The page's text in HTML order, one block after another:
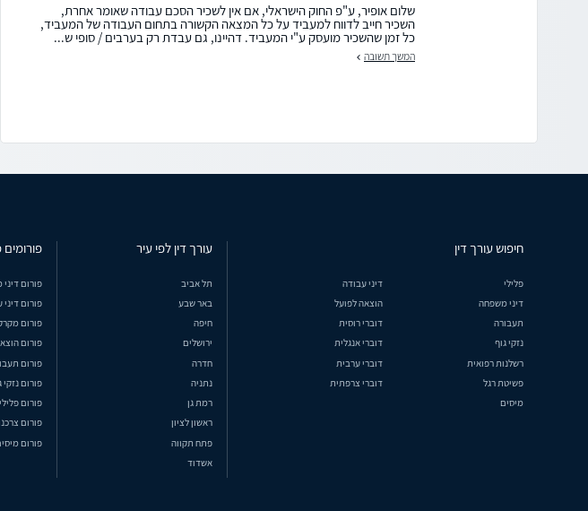
שלום אופיר, ע"פ החוק הישראלי, אם אין לשכיר הסכם עבודה שאומר אחרת,
השכיר חייב לדווח למעביד על כל המצאה הקשורה בתחום העבודה של המעביד,
כל זמן שהשכיר מועסק ע"י המעביד. דהיינו, גם עבדת רק בערבים / סופי ש...
המשך תשובה
חיפוש עורך דין
פלילי
דיני עבודה
דיני משפחה
הוצאה לפועל
תעבורה
דוברי רוסית
נזקי גוף
דוברי אנגלית
רשלנות רפואית
דוברי ערבית
פשיטת רגל
דוברי צרפתית
מיסים
עורך דין לפי עיר
תל אביב
באר שבע
חיפה
ירושלים
חדרה
נתניה
רמת גן
ראשון לציון
פתח תקווה
אשדוד
פורום
פורום
פורום
פורום
פורום
פורום נזקי
פורום פלילי
פורום
פורום